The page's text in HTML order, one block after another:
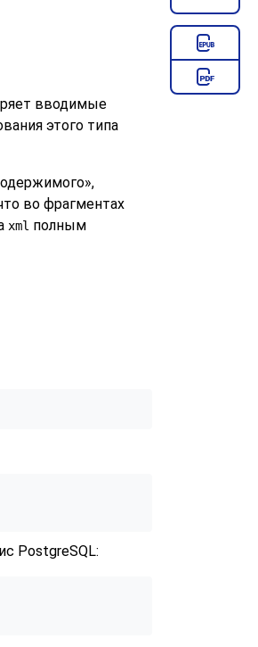
вводимые
этого типа
»,
во фрагментах
xml полным
PostgreSQL: